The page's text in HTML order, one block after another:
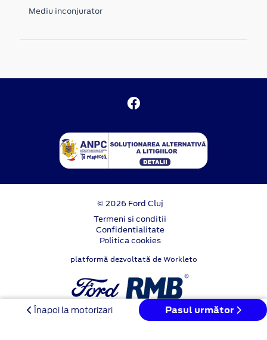
Înapoi la motorizari Pasul următor
Mediu inconjurator
© 2026 Ford Cluj
Termeni si conditii
Confidentialitate
Politica cookies
platformă dezvoltată de Workleto